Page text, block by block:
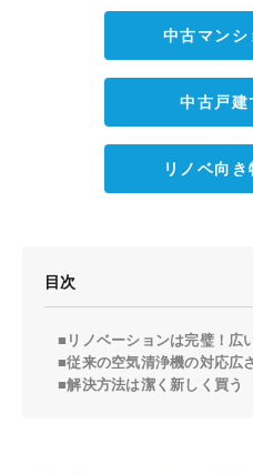
中古マンシ
中古戸建
リノベ向
目次
■リノベーションは完璧！広
■従来の空気清浄機の対応広
■解決方法は潔く新しく買う